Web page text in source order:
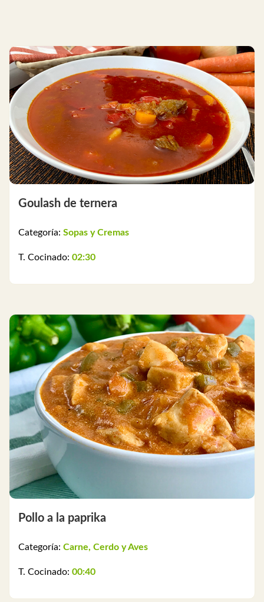
Goulash de ternera
Categoría: Sopas y Cremas
T. Cocinado: 02:30
Pollo a la paprika
Categoría: Carne, Cerdo y Aves
T. Cocinado: 00:40